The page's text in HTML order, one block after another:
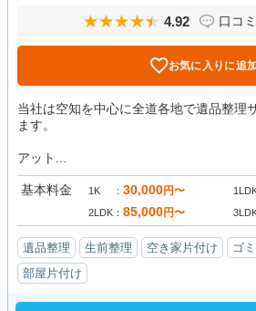
4.92 口コ
お気に入りに追
当社は空知を中心に全道各地で遺品整理
ます。
アット...
基本料金 1K 30,000円〜
2LDK 85,000円〜
遺品整理 生前整理 空き家片付け
ゴ
部屋片付け